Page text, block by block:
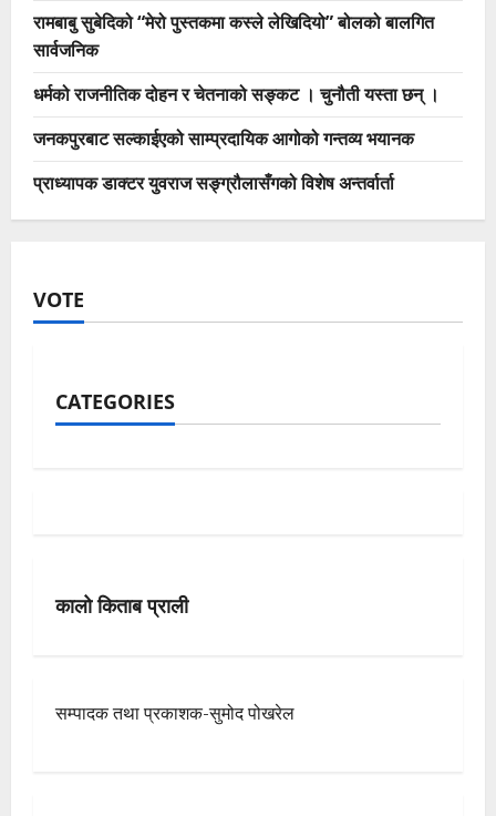
रामबाबु सुबेदिको “मेरो पुस्तकमा कस्ले लेखिदियो” बोलको बालगित
सार्वजनिक
धर्मको राजनीतिक दोहन र चेतनाको सङ्कट । चुनौती यस्ता छन् ।
जनकपुरबाट सल्काईएको साम्प्रदायिक आगोको गन्तव्य भयानक
प्राध्यापक डाक्टर युवराज सङ्ग्रौलासँगको विशेष अन्तर्वार्ता
VOTE
CATEGORIES
कालो किताब प्राली
सम्पादक तथा प्रकाशक-सुमोद पोखरेल